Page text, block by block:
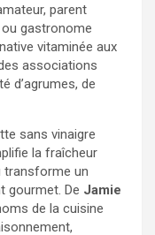
parent
gastronome
vitaminée aux
associations
d’agrumes, de
sans vinaigre
la fraîcheur
transforme un
gourmet. De Jamie
de la cuisine